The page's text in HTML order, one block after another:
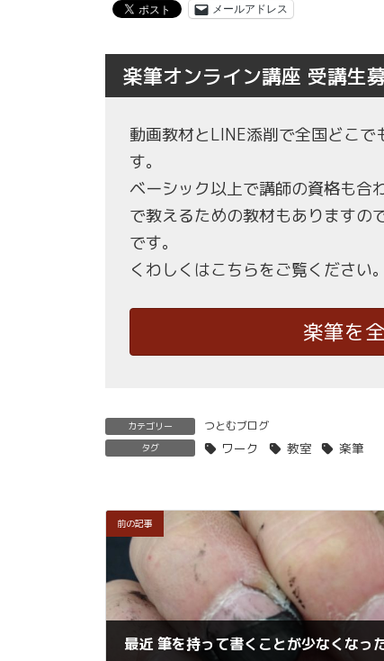
メールアドレス
楽筆オンライン講座 受講生
動画教材とLINE添削で全国どこ
す。
ベーシック以上で講師の資格も合
で教えるための教材もありますの
です。
くわしくはこちらをご覧ください。
楽筆を
カテゴリー つとむブログ
タグ ワーク 教室 楽筆
前の記事